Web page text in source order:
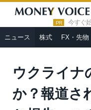
PR 今すぐ
ニュース 株式 FX・先物
HOME » ニュース »
い本当の戦果と損失。ハ
ウクライナ
か？報道さ